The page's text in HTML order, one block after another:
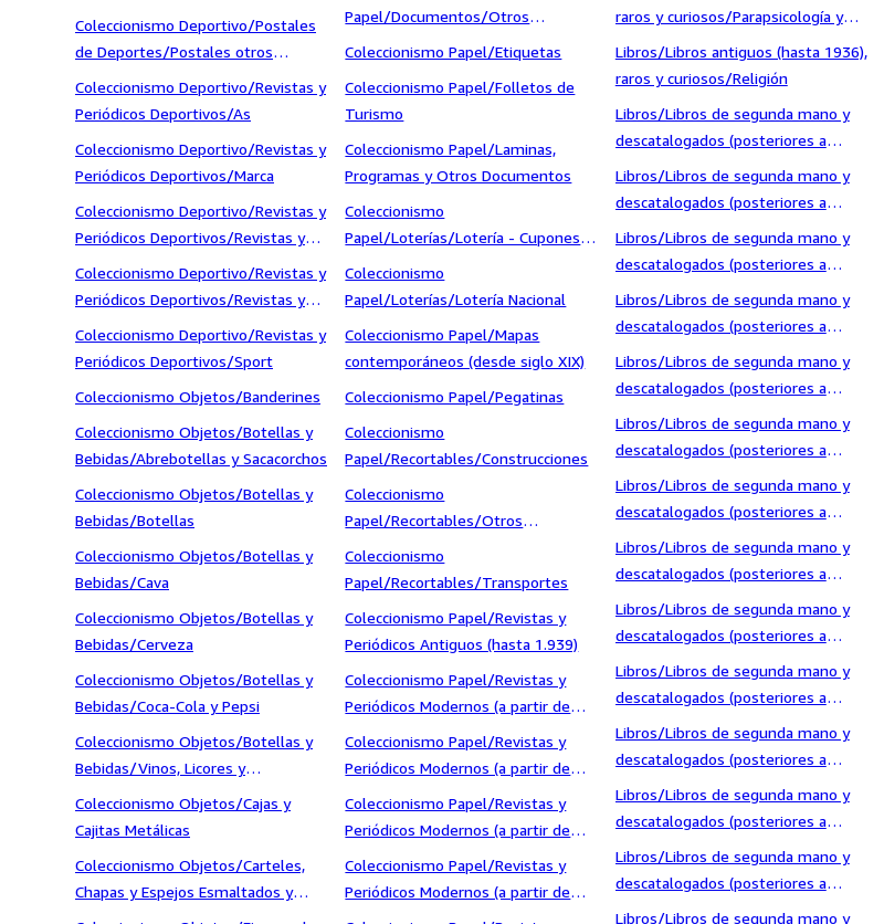
Coleccionismo Deportivo/Postales
de Deportes/Postales otros
Deportes
Coleccionismo Deportivo/Revistas y
Periódicos Deportivos/As
Coleccionismo Deportivo/Revistas y
Periódicos Deportivos/Marca
Coleccionismo Deportivo/Revistas y
Periódicos Deportivos/Revistas y
Periódicos otros Deportes
Coleccionismo Deportivo/Revistas y
Periódicos Deportivos/Revistas y
Periódicos otros Fútbol
Coleccionismo Deportivo/Revistas y
Periódicos Deportivos/Sport
Coleccionismo Objetos/Banderines
Coleccionismo Objetos/Botellas y
Bebidas/Abrebotellas y Sacacorchos
Coleccionismo Objetos/Botellas y
Bebidas/Botellas
Coleccionismo Objetos/Botellas y
Bebidas/Cava
Coleccionismo Objetos/Botellas y
Bebidas/Cerveza
Coleccionismo Objetos/Botellas y
Bebidas/Coca-Cola y Pepsi
Coleccionismo Objetos/Botellas y
Bebidas/Vinos, Licores y
Aguardientes
Coleccionismo Objetos/Cajas y
Cajitas Metálicas
Coleccionismo Objetos/Carteles,
Chapas y Espejos Esmaltados y
Litografiados
Papel/Documentos/Otros
Documentos
Coleccionismo Papel/Etiquetas
Coleccionismo Papel/Folletos de
Turismo
Coleccionismo Papel/Laminas,
Programas y Otros Documentos
Coleccionismo
Papel/Loterías/Lotería - Cupones
ONCE
Coleccionismo
Papel/Loterías/Lotería Nacional
Coleccionismo Papel/Mapas
contemporáneos (desde siglo XIX)
Coleccionismo Papel/Pegatinas
Coleccionismo
Papel/Recortables/Construcciones
Coleccionismo
Papel/Recortables/Otros
recortables
Coleccionismo
Papel/Recortables/Transportes
Coleccionismo Papel/Revistas y
Periódicos Antiguos (hasta 1.939)
Coleccionismo Papel/Revistas y
Periódicos Modernos (a partir de
1.940)/Blanco y Negro
Coleccionismo Papel/Revistas y
Periódicos Modernos (a partir de
1.940)/Diez Minutos
Coleccionismo Papel/Revistas y
Periódicos Modernos (a partir de
1.940)/El País
Coleccionismo Papel/Revistas y
Periódicos Modernos (a partir de
1.940)/Época
raros y curiosos/Parapsicología y
Esoterismo
Libros/Libros antiguos (hasta 1936),
raros y curiosos/Religión
Libros/Libros de segunda mano y
descatalogados (posteriores a
1936)/Bellas artes, ocio y
coleccionismo/Arquitectura
Libros/Libros de segunda mano y
descatalogados (posteriores a
1936)/Bellas artes, ocio y
coleccionismo/Cine
Libros/Libros de segunda mano y
descatalogados (posteriores a
1936)/Bellas artes, ocio y
coleccionismo/Diseño y Fotografía
Libros/Libros de segunda mano y
descatalogados (posteriores a
1936)/Bellas artes, ocio y
coleccionismo/Música
Libros/Libros de segunda mano y
descatalogados (posteriores a
1936)/Bellas artes, ocio y
coleccionismo/Otros
Libros/Libros de segunda mano y
descatalogados (posteriores a
1936)/Bellas artes, ocio y
coleccionismo/Pintura
Libros/Libros de segunda mano y
descatalogados (posteriores a
1936)/Biografías
Libros/Libros de segunda mano y
descatalogados (posteriores a
1936)/Ciencias, Manuales y
Oficios/Arqueología
Libros/Libros de segunda mano y
descatalogados (posteriores a
1936)/Ciencias, Manuales y
Oficios/Astronomía
Libros/Libros de segunda mano y
descatalogados (posteriores a
1936)/Ciencias, Manuales y
Oficios/Biología y Botánica
Libros/Libros de segunda mano y
descatalogados (posteriores a
1936)/Ciencias, Manuales y
Oficios/Derecho, Economía y
Libros/Libros de segunda mano y
descatalogados (posteriores a
1936)/Ciencias, Manuales y
Oficios/Física, Química y
Libros/Libros de segunda mano y
descatalogados (posteriores a
1936)/Ciencias, Manuales y
Libros/Libros de segunda mano y